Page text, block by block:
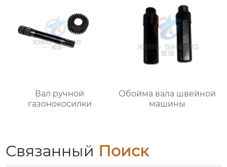
Вал ручной
газонокосилки
Обойма вала швейной
машины
Связанный Поиск